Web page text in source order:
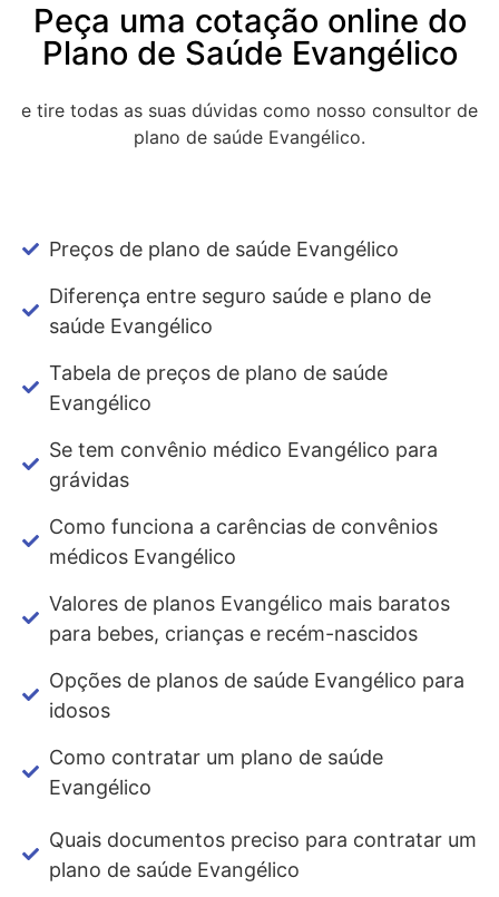
Peça uma cotação online do
Plano de Saúde Evangélico
e tire todas as suas dúvidas como nosso consultor de
plano de saúde Evangélico.
Preços de plano de saúde Evangélico
Diferença entre seguro saúde e plano de
saúde Evangélico
Tabela de preços de plano de saúde
Evangélico
Se tem convênio médico Evangélico para
grávidas
Como funciona a carências de convênios
médicos Evangélico
Valores de planos Evangélico mais baratos
para bebes, crianças e recém-nascidos
Opções de planos de saúde Evangélico para
idosos
Como contratar um plano de saúde
Evangélico
Quais documentos preciso para contratar um
plano de saúde Evangélico